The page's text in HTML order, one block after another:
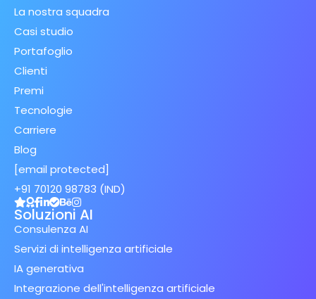
La nostra squadra
Casi studio
Portafoglio
Clienti
Premi
Tecnologie
Carriere
Blog
[email protected]
+91 70120 98783 (IND)
Soluzioni AI
Consulenza AI
Servizi di intelligenza artificiale
IA generativa
Integrazione dell'intelligenza artificiale